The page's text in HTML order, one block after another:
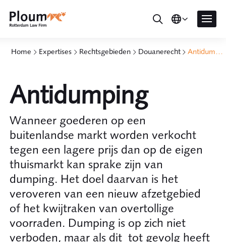
Home Expertises Rechtsgebieden Douanerecht Antidumping
Antidumping
Wanneer goederen op een
buitenlandse markt worden verkocht
tegen een lagere prijs dan op de eigen
thuismarkt kan sprake zijn van
dumping. Het doel daarvan is het
veroveren van een nieuw afzetgebied
of het kwijtraken van overtollige
voorraden. Dumping is op zich niet
verboden, maar als dit tot gevolg heeft